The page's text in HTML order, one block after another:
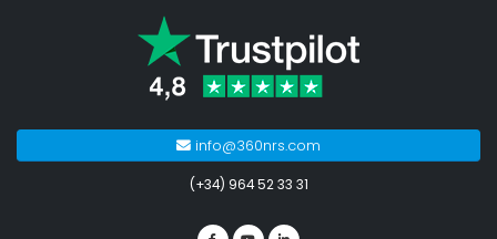
info@360nrs.com
(+34) 964 52 33 31